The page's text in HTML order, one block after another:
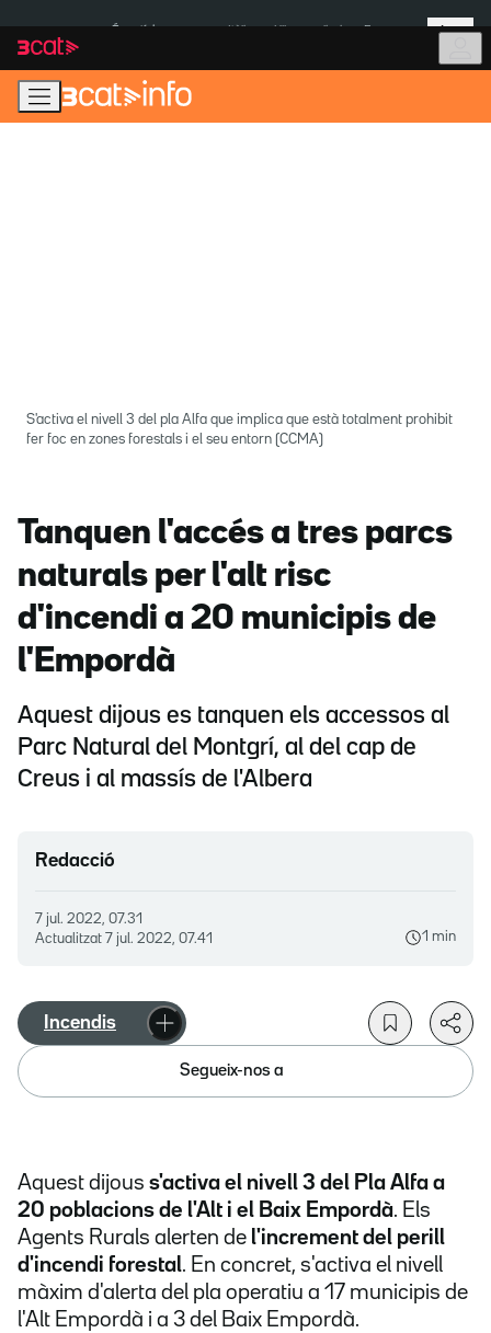
navegació
principal
contingut
Més
S'activa el nivell 3 del pla Alfa que implica que està totalment prohibit
fer foc en zones forestals i el seu entorn (CCMA)
Tanquen l'accés a tres parcs
naturals per l'alt risc
d'incendi a 20 municipis de
l'Empordà
Aquest dijous es tanquen els accessos al
Parc Natural del Montgrí, al del cap de
Creus i al massís de l'Albera
Redacció
7 jul. 2022, 07.31
Actualitzat 7 jul. 2022, 07.41 1 min
Incendis
Segueix-nos a
Aquest dijous s'activa el nivell 3 del Pla Alfa a
20 poblacions de l'Alt i el Baix Empordà. Els
Agents Rurals alerten de l'increment del perill
d'incendi forestal. En concret, s'activa el nivell
màxim d'alerta del pla operatiu a 17 municipis de
l'Alt Empordà i a 3 del Baix Empordà.